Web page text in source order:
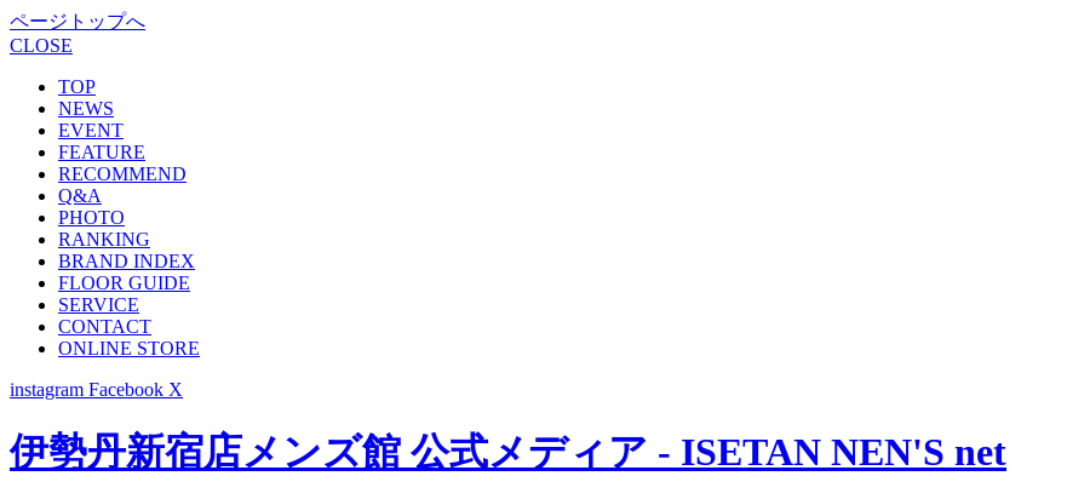
ページトップへ
CLOSE
TOP
NEWS
EVENT
FEATURE
RECOMMEND
Q&A
PHOTO
RANKING
BRAND INDEX
FLOOR GUIDE
SERVICE
CONTACT
ONLINE STORE
instagram Facebook X
伊勢丹新宿店メンズ館 公式メディア - ISETAN NEN'S net